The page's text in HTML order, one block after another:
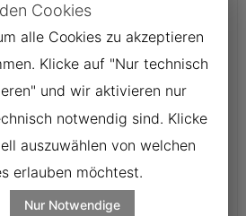
Cookies
alle Cookies zu akzeptieren
Klicke auf "Nur technisch
und wir aktivieren nur
notwendig sind. Klicke
auszuwählen von welchen
erlauben möchtest.
Nur Notwendige